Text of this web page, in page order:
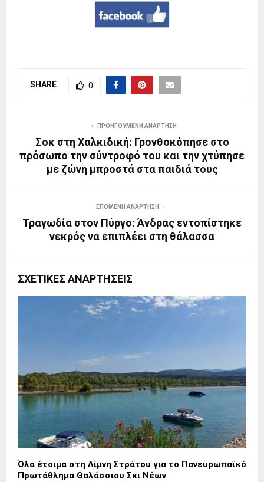
SHARE 0
ΠΡΟΗΓΟΎΜΕΝΗ ΑΝΆΡΤΗΣΗ
Σοκ στη Χαλκιδική: Γρονθοκόπησε στο
πρόσωπο την σύντροφό του και την χτύπησε
με ζώνη μπροστά στα παιδιά τους
ΕΠΌΜΕΝΗ ΑΝΆΡΤΗΣΗ
Τραγωδία στον Πύργο: Άνδρας εντοπίστηκε
νεκρός να επιπλέει στη θάλασσα
ΣΧΕΤΙΚΈΣ ΑΝΑΡΤΉΣΕΙΣ
Όλα έτοιμα στη Λίμνη Στράτου για το Πανευρωπαϊκό
Πρωτάθλημα Θαλάσσιου Σκι Νέων